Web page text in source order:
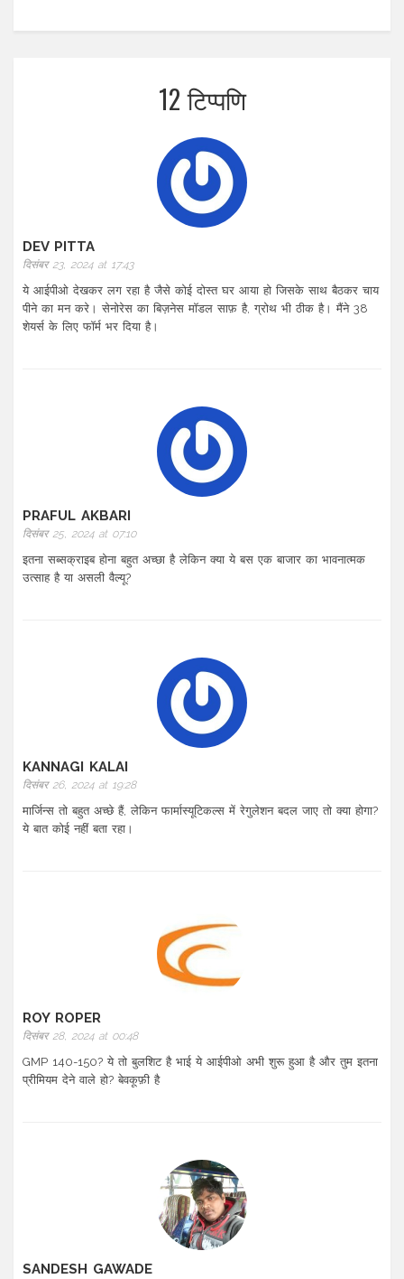
12 टिप्पणि
DEV PITTA
दिसंबर 23, 2024 at 17:43
ये आईपीओ देखकर लग रहा है जैसे कोई दोस्त घर आया हो जिसके साथ बैठकर चाय
पीने का मन करे। सेनोरेस का बिज़नेस मॉडल साफ़ है, ग्रोथ भी ठीक है। मैंने 38
शेयर्स के लिए फॉर्म भर दिया है।
PRAFUL AKBARI
दिसंबर 25, 2024 at 07:10
इतना सब्सक्राइब होना बहुत अच्छा है लेकिन क्या ये बस एक बाजार का भावनात्मक
उत्साह है या असली वैल्यू?
KANNAGI KALAI
दिसंबर 26, 2024 at 19:28
मार्जिन्स तो बहुत अच्छे हैं, लेकिन फार्मास्यूटिकल्स में रेगुलेशन बदल जाए तो क्या होगा?
ये बात कोई नहीं बता रहा।
ROY ROPER
दिसंबर 28, 2024 at 00:48
GMP 140-150? ये तो बुलशिट है भाई ये आईपीओ अभी शुरू हुआ है और तुम इतना
प्रीमियम देने वाले हो? बेवकूफ़ी है
SANDESH GAWADE